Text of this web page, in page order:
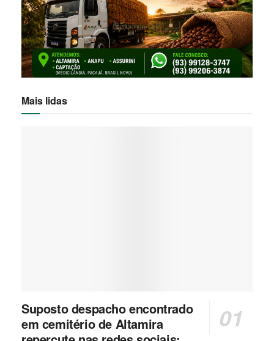
Mais lidas
Suposto despacho encontrado
em cemitério de Altamira